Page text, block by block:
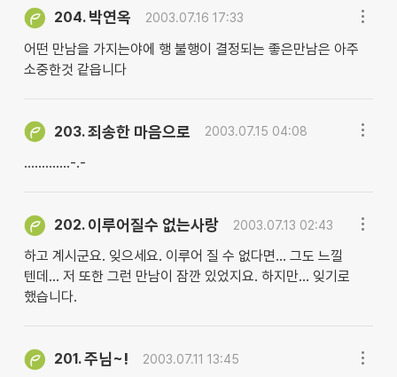
204. 박연옥 2003.07.16 17:33
어떤 만남을 가지는야에 행 불행이 결정되는 좋은만남은 아주
소중한것 같읍니다
203.죄송한 마음으로 2003.07.15 04:08
.............-.-
202. 이루어질수 없는사랑 2003.07.13 02:43
하고 계시군요. 잊으세요. 이루어 질 수 없다면... 그도 느낄
텐데... 저 또한 그런 만남이 잠깐 있었지요. 하지만... 잊기로
했습니다.
201.주님~! 2003.07.11 13:45